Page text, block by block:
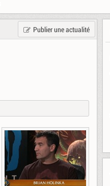
Publier une actualité